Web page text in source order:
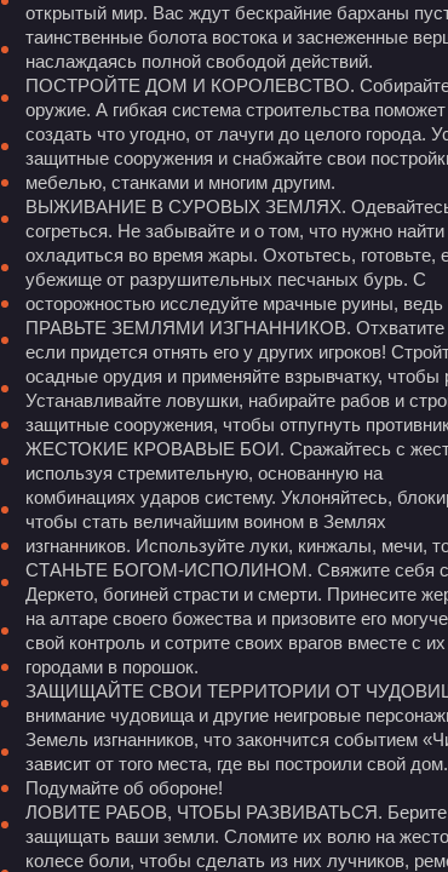
открытый мир. Вас ждут бескрайние барханы
таинственные болота востока и заснеженные
наслаждаясь полной свободой действий.
ПОСТРОЙТЕ ДОМ И КОРОЛЕВСТВО. Собирайте
оружие. А гибкая система строительства
создать что угодно, от лачуги до целого города.
защитные сооружения и снабжайте свои
мебелью, станками и многим другим.
ВЫЖИВАНИЕ В СУРОВЫХ ЗЕМЛЯХ. Одевайтесь
согреться. Не забывайте и о том, что нужно
охладиться во время жары. Охотьтесь,
убежище от разрушительных песчаных бурь. С
осторожностью исследуйте мрачные руины, ведь
ПРАВЬТЕ ЗЕМЛЯМИ ИЗГНАННИКОВ. Отхватите
если придется отнять его у других игроков!
осадные орудия и применяйте взрывчатку, чтобы
Устанавливайте ловушки, набирайте рабов и
защитные сооружения, чтобы отпугнуть
ЖЕСТОКИЕ КРОВАВЫЕ БОИ. Сражайтесь с
используя стремительную, основанную на
комбинациях ударов систему. Уклоняйтесь,
чтобы стать величайшим воином в Землях
изгнанников. Используйте луки, кинжалы, мечи,
СТАНЬТЕ БОГОМ-ИСПОЛИНОМ. Свяжите себя с
Деркето, богиней страсти и смерти. Принесите
на алтаре своего божества и призовите его
свой контроль и сотрите своих врагов вместе с их
городами в порошок.
ЗАЩИЩАЙТЕ СВОИ ТЕРРИТОРИИ ОТ ЧУДОВИЩ.
внимание чудовища и другие неигровые
Земель изгнанников, что закончится событием
зависит от того места, где вы построили свой дом.
Подумайте об обороне!
ЛОВИТЕ РАБОВ, ЧТОБЫ РАЗВИВАТЬСЯ. Берите в
защищать ваши земли. Сломите их волю на
колесе боли, чтобы сделать из них лучников,